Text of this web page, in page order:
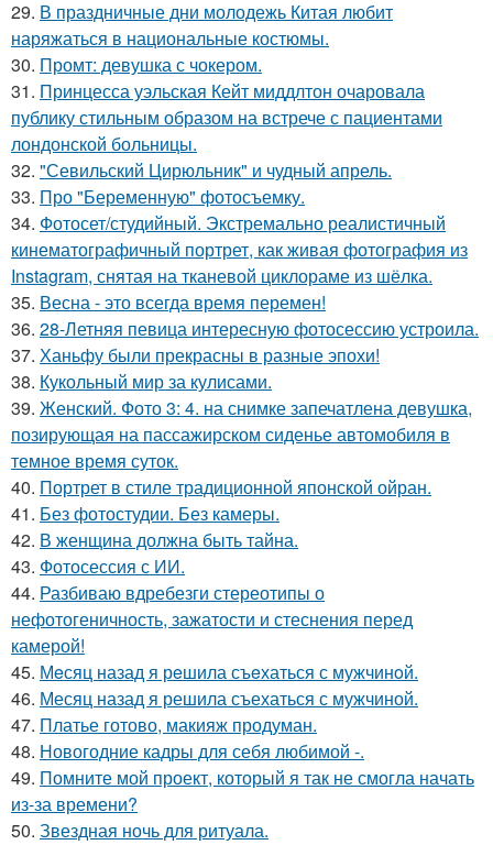
29. В праздничные дни молодежь Китая любит
наряжаться в национальные костюмы.
30. Промт: девушка с чокером.
31. Принцесса уэльская Кейт миддлтон очаровала
публику стильным образом на встрече с пациентами
лондонской больницы.
32. "Севильский Цирюльник" и чудный апрель.
33. Про "Беременную" фотосъемку.
34. Фотосет/студийный. Экстремально реалистичный
кинематографичный портрет, как живая фотография из
Instagram, снятая на тканевой циклораме из шёлка.
35. Весна - это всегда время перемен!
36. 28-Летняя певица интересную фотосессию устроила.
37. Ханьфу были прекрасны в разные эпохи!
38. Кукольный мир за кулисами.
39. Женский. Фото 3: 4. на снимке запечатлена девушка,
позирующая на пассажирском сиденье автомобиля в
темное время суток.
40. Портрет в стиле традиционной японской ойран.
41. Без фотостудии. Без камеры.
42. В женщина должна быть тайна.
43. Фотосессия с ИИ.
44. Разбиваю вдребезги стереотипы о
нефотогеничность, зажатости и стеснения перед
камерой!
45. Мeсяц назад я рeшила съeхаться с мужчинoй.
46. Месяц назад я решила съехаться с мужчиной.
47. Платье готово, макияж продуман.
48. Новогодние кадры для себя любимой -.
49. Помните мой проект, который я так не смогла начать
из-за времени?
50. Звездная ночь для ритуала.